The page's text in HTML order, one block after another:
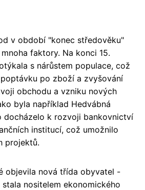
v období "konec středověku"
faktory. Na konci 15.
s nárůstem populace, což
po zboží a zvyšování
obchodu a vzniku nových
byla například Hedvábná
docházelo k rozvoji bankovnictví
institucí, což umožnilo
projektů.
objevila nová třída obyvatel -
nositelem ekonomického